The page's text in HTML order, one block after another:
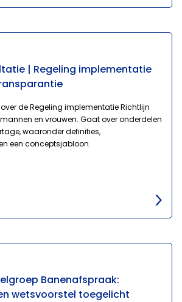
| Regeling implementatie
de Regeling implementatie Richtlijn
en vrouwen. Gaat over onderdelen
waaronder definities,
een conceptsjabloon.
Banenafspraak:
wetsvoorstel toegelicht